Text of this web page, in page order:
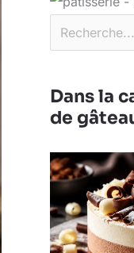
Dans la
de